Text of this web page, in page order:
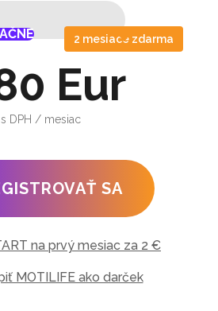
ROČNE
2 mesiace zdarma
Eur
s DPH / mesiac
SA
na prvý mesiac za 2 €
MOTILIFE ako darček